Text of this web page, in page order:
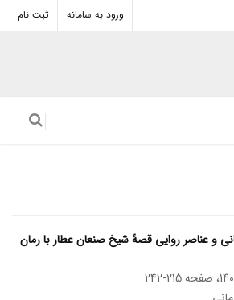
ورود به سامانه ثبت نام
و عناصر روایی قصۀ شیخ صنعان عطار با رمان
215-242